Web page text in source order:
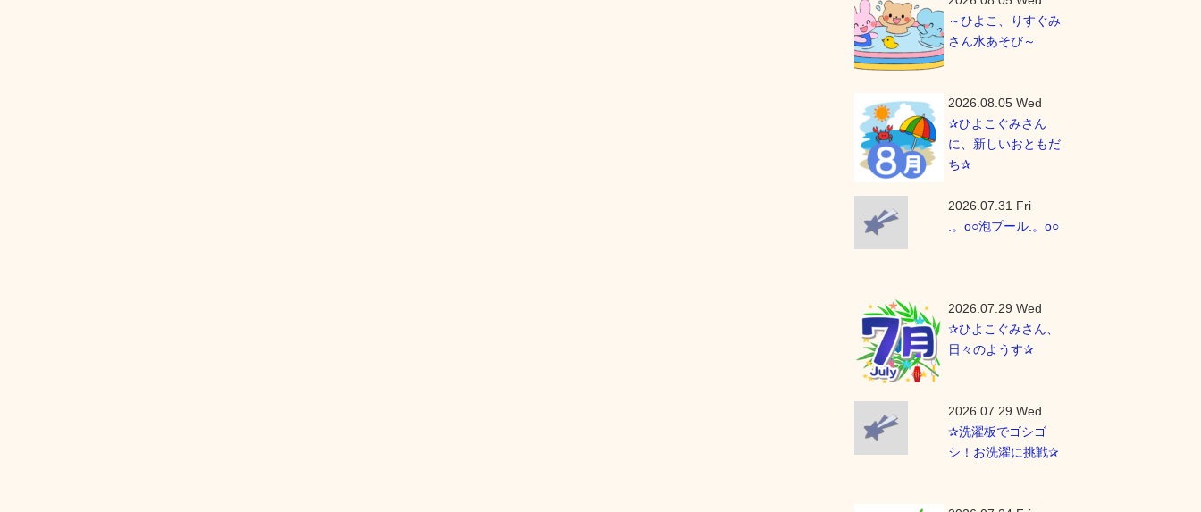
～ひよこ、りすぐみ
さん水あそび～
2026.08.05 Wed
✰ひよこぐみさん
に、新しいおともだ
ち✰
2026.07.31 Fri
.。o○泡プール.。o○
2026.07.29 Wed
✰ひよこぐみさん、
日々のようす✰
2026.07.29 Wed
✰洗濯板でゴシゴ
シ！お洗濯に挑戦✰